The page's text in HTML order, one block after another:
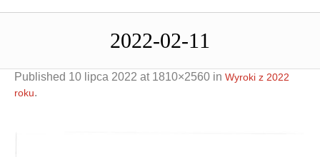
2022-02-11
Published 10 lipca 2022 at 1810×2560 in Wyroki z 2022
roku.